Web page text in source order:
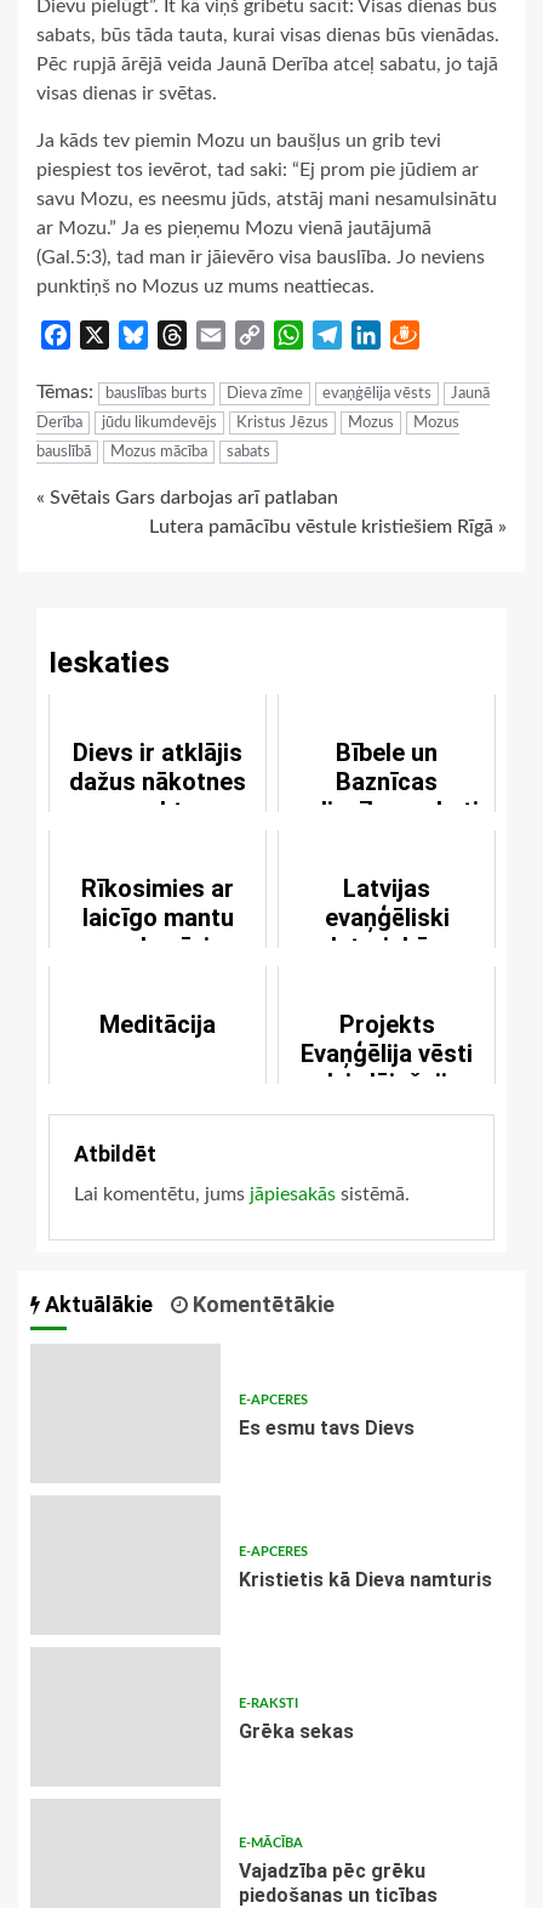
Dievu pielūgt”. It kā viņš gribētu sacīt: Visas dienas būs
sabats, būs tāda tauta, kurai visas dienas būs vienādas.
Pēc rupjā ārējā veida Jaunā Derība atceļ sabatu, jo tajā
visas dienas ir svētas.
Ja kāds tev piemin Mozu un baušļus un grib tevi
piespiest tos ievērot, tad saki: “Ej prom pie jūdiem ar
savu Mozu, es neesmu jūds, atstāj mani nesamulsinātu
ar Mozu.” Ja es pieņemu Mozu vienā jautājumā
(Gal.5:3), tad man ir jāievēro visa bauslība. Jo neviens
punktiņš no Mozus uz mums neattiecas.
Facebook BlueskyThreads
Email
Copy
WhatsApp
TelegramLinkedIn
Tēmas: bauslības burts Dieva zīme evaņģēlija vēsts
Jaunā
Derība
jūdu likumdevējs Kristus Jēzus Mozus
Mozus
bauslībā
Mozus mācība sabats
Continue
« Svētais Gars darbojas arī patlaban
Lutera pamācību vēstule kristiešiem Rīgā »
Ieskaties
Dievs ir atklājis
dažus nākotnes
aspektus
Bībele un
Baznīcas
apliecības raksti
Rīkosimies ar
laicīgo mantu
apdomīgi
Latvijas
evaņģēliski
luteriskās
Meditācija
Projekts
Evaņģēlija vēsti
nedzirdējušajiem
Atbildēt
Lai komentētu, jums jāpiesakās sistēmā.
Aktuālākie Komentētākie
E-APCERES
Es esmu tavs Dievs
E-APCERES
Kristietis kā Dieva namturis
E-RAKSTI
Grēka sekas
E-MĀCĪBA
Vajadzība pēc grēku
piedošanas un ticības